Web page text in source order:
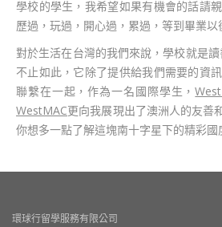
學校的學生，我希望如果有機會的話請
歷過，玩過，開心過，累過，等到畢業
對於生活在台灣的我們來說，學校就是
不止如此，它除了提供給我們需要的資
聯繫在一起，作為一名國際學生，
WestMAC更向我展現出了澳洲人的友善
你想多一點了解這塊南十字星下的精彩國
環球行留學服務有限公司